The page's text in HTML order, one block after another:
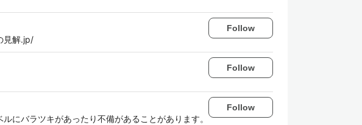
見解.jp/
Follow
Follow
にバラツキがあったり不備があることがあります。
Follow